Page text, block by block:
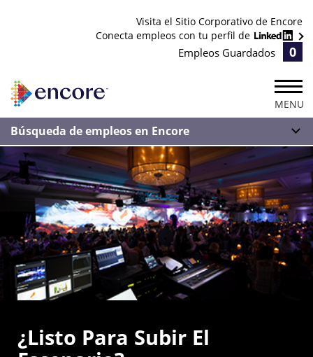
Visita el Sitio Corporativo de Encore
Conecta empleos con tu perfil de
Empleos Guardados 0
MENU
Búsqueda de empleos en Encore
¿Listo Para Subir El